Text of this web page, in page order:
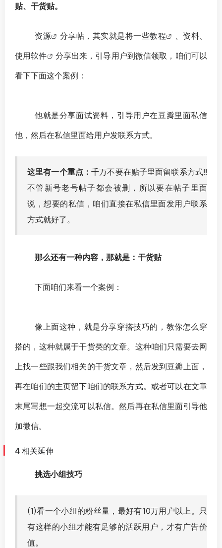
贴、干货贴。
资源 分享帖，其实就是将一些教程
、资料、
使用软件
分享出来，引导用户到微信领取，咱们可以
看下下面这个案例：
他就是分享面试资料，引导用户在豆瓣里面私信
他，然后在私信里面给用户发联系方式。
这里有一个重点：千万不要在贴子里面留联系方式!!
不管新号老号帖子都会被删，所以要在帖子里面
说，想要的私信，咱们直接在私信里面发用户联系
方式就好了。
那么还有一种内容，那就是：干货贴
下面咱们来看一个案例：
像上面这种，就是分享穿搭技巧的，教你怎么穿
搭的，这种就属于干货类的文章。这种咱们只需要去网
上找一些跟我们相关的干货文章，然后发到豆瓣上面，
再在咱们的主页留下咱们的联系方式。或者可以在文章
末尾写想一起交流可以私信。然后再在私信里面引导他
加微信。
4 相关延伸
挑选小组技巧
(1)看一个小组的粉丝量，最好有10万用户以上。只
有这样的小组才能有足够的活跃用户，才有广告价
值。